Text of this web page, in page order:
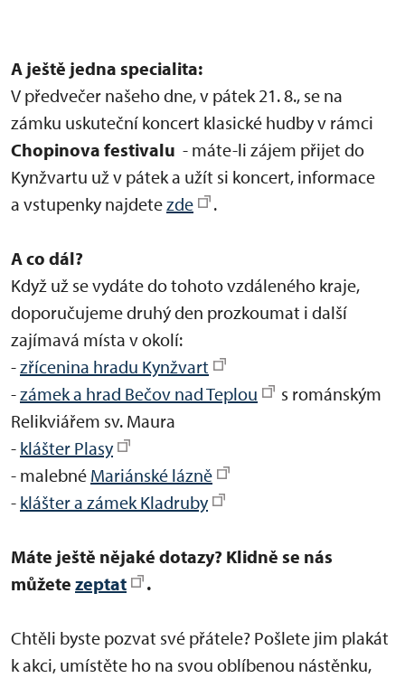
A ještě jedna specialita:
V předvečer našeho dne, v pátek 21. 8., se na
zámku uskuteční koncert klasické hudby v rámci
Chopinova festivalu - máte-li zájem přijet do
Kynžvartu už v pátek a užít si koncert, informace
a vstupenky najdetezde .
A co dál?
Když už se vydáte do tohoto vzdáleného kraje,
doporučujeme druhý den prozkoumat i další
zajímavá místa v okolí:
-zřícenina hradu Kynžvart
-zámek a hrad Bečov nad Teplou
s románským
Relikviářem sv. Maura
- klášter Plasy
- malebné Mariánské lázně
- klášter a zámek Kladruby
Máte ještě nějaké dotazy? Klidně se nás
můžete zeptat .
Chtěli byste pozvat své přátele? Pošlete jim plakát
k akci, umístěte ho na svou oblíbenou nástěnku,